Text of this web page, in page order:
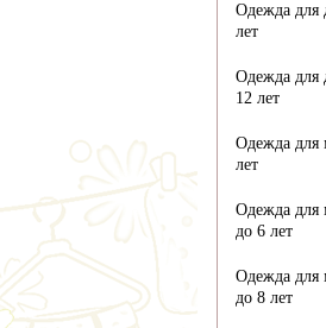
Одежда для
лет
Одежда для
12 лет
Одежда для
лет
Одежда для
до 6 лет
Одежда для
до 8 лет